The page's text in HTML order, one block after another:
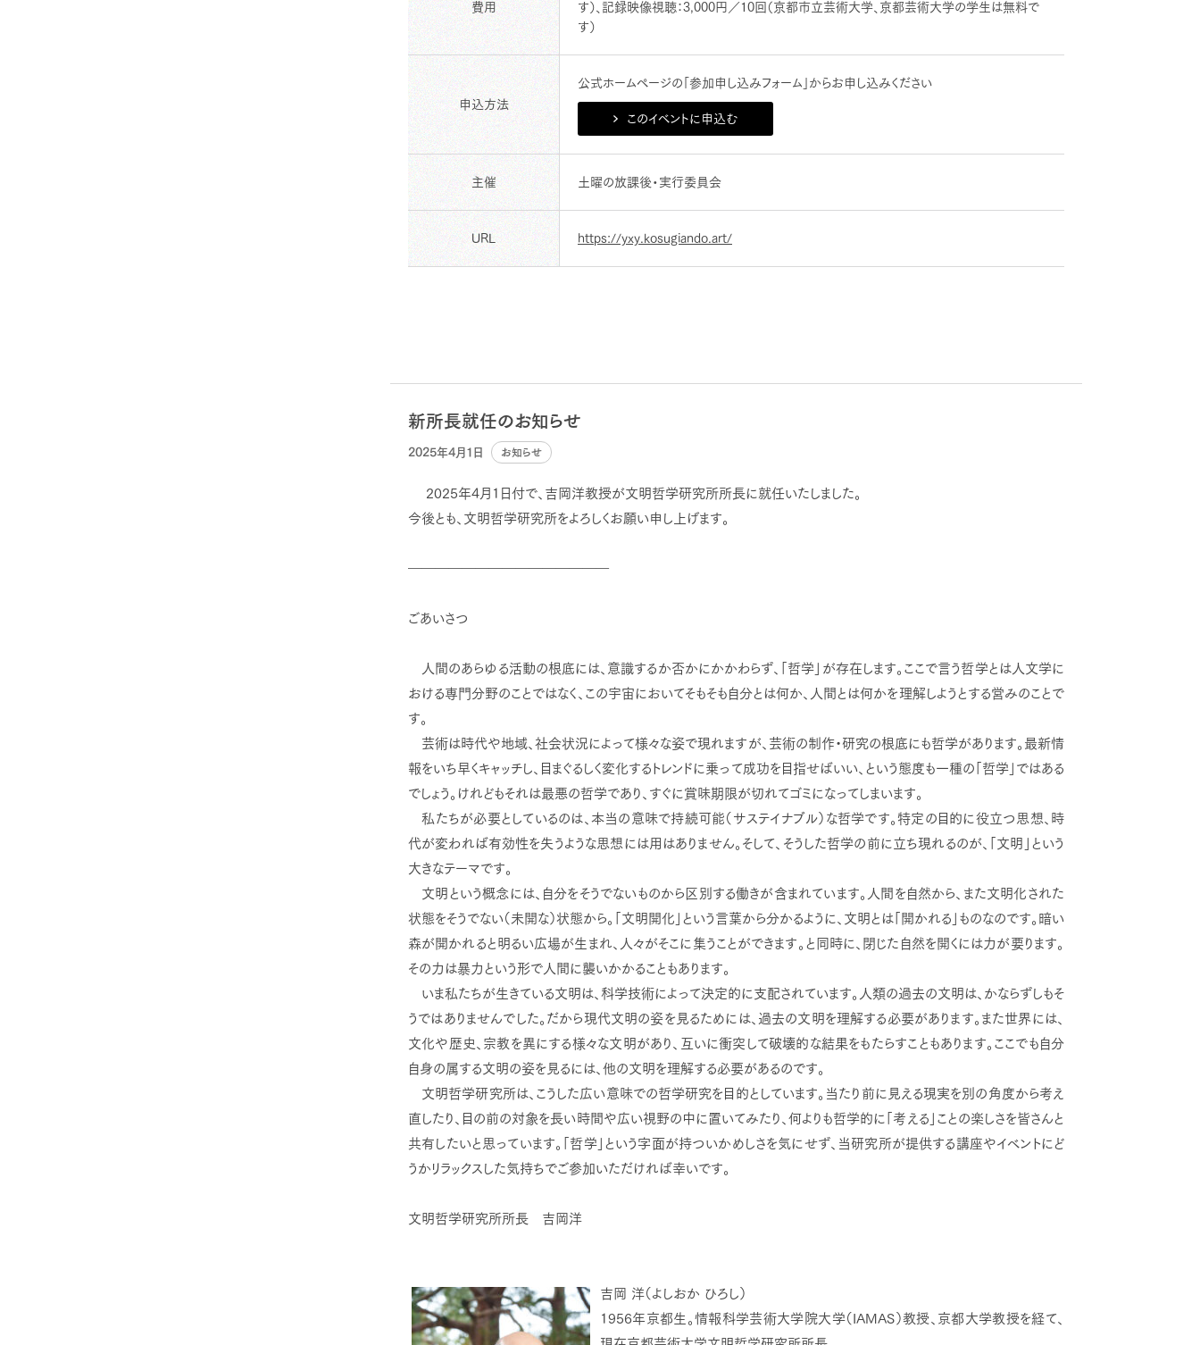
費用
す）、記録映像視聴：3,000円／10回（京都市立芸術大学、京都芸術大学の学生は無料で
す）
申込方法
公式ホームページの「参加申し込みフォーム」からお申し込みください
このイベントに申込む
主催 土曜の放課後・実行委員会
URL https://yxy.kosugiando.art/
新所長就任のお知らせ
2025年4月1日 お知らせ
2025年4月1日付で、吉岡洋教授が文明哲学研究所所長に就任いたしました。
今後とも、文明哲学研究所をよろしくお願い申し上げます。
―――――――――――――――
ごあいさつ
人間のあらゆる活動の根底には、意識するか否かにかかわらず、「哲学」が存在します。ここで言う哲学とは人文学に
おける専門分野のことではなく、この宇宙においてそもそも自分とは何か、人間とは何かを理解しようとする営みのことで
す。
芸術は時代や地域、社会状況によって様々な姿で現れますが、芸術の制作・研究の根底にも哲学があります。最新情
報をいち早くキャッチし、目まぐるしく変化するトレンドに乗って成功を目指せばいい、という態度も一種の「哲学」ではある
でしょう。けれどもそれは最悪の哲学であり、すぐに賞味期限が切れてゴミになってしまいます。
私たちが必要としているのは、本当の意味で持続可能（サステイナブル）な哲学です。特定の目的に役立つ思想、時
代が変われば有効性を失うような思想には用はありません。そして、そうした哲学の前に立ち現れるのが、「文明」という
大きなテーマです。
文明という概念には、自分をそうでないものから区別する働きが含まれています。人間を自然から、また文明化された
状態をそうでない（未開な）状態から。「文明開化」という言葉から分かるように、文明とは「開かれる」ものなのです。暗い
森が開かれると明るい広場が生まれ、人々がそこに集うことができます。と同時に、閉じた自然を開くには力が要ります。
その力は暴力という形で人間に襲いかかることもあります。
いま私たちが生きている文明は、科学技術によって決定的に支配されています。人類の過去の文明は、かならずしもそ
うではありませんでした。だから現代文明の姿を見るためには、過去の文明を理解する必要があります。また世界には、
文化や歴史、宗教を異にする様々な文明があり、互いに衝突して破壊的な結果をもたらすこともあります。ここでも自分
自身の属する文明の姿を見るには、他の文明を理解する必要があるのです。
文明哲学研究所は、こうした広い意味での哲学研究を目的としています。当たり前に見える現実を別の角度から考え
直したり、目の前の対象を長い時間や広い視野の中に置いてみたり、何よりも哲学的に「考える」ことの楽しさを皆さんと
共有したいと思っています。「哲学」という字面が持ついかめしさを気にせず、当研究所が提供する講座やイベントにど
うかリラックスした気持ちでご参加いただければ幸いです。
文明哲学研究所所長 吉岡洋
吉岡 洋（よしおか ひろし）
1956年京都生。情報科学芸術大学院大学（IAMAS）教授、京都大学教授を経て、